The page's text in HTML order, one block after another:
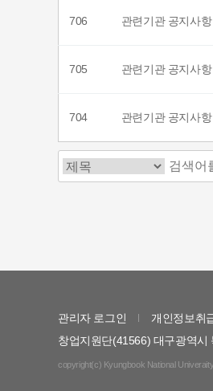
706 관련기관 공지사항
705 관련기관 공지사항
704 관련기관 공지사항
관리자 로그인 개인정보취
창업지원단(41566) 대구광역
copyright(c) Kyungbook National